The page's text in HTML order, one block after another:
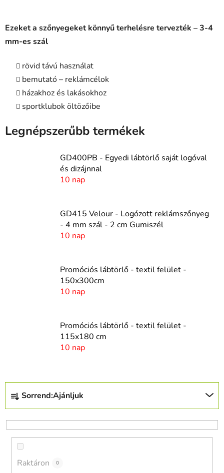
Ezeket a szőnyegeket könnyű terhelésre tervezték – 3-4
mm-es szál
rövid távú használat
bemutató – reklámcélok
házakhoz és lakásokhoz
sportklubok öltözőibe
Legnépszerűbb termékek
GD400PB - Egyedi lábtörlő saját logóval
és dizájnnal
10 nap
GD415 Velour - Logózott reklámszőnyeg
- 4 mm szál - 2 cm Gumiszél
10 nap
Promóciós lábtörlő - textil felület -
150x300cm
10 nap
Promóciós lábtörlő - textil felület -
115x180 cm
10 nap
T
r
m
Sorrend:Ajánljuk
Raktáron 0